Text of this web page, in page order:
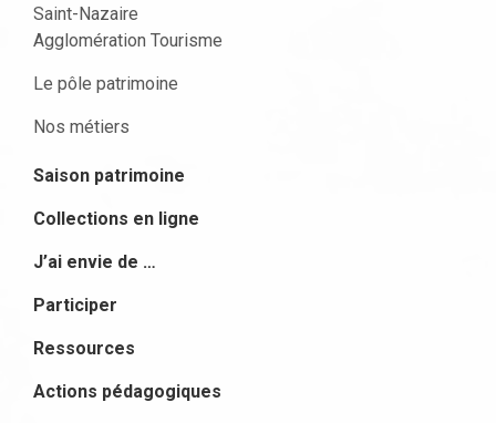
Saint-Nazaire
Agglomération Tourisme
Le pôle patrimoine
Nos métiers
Saison patrimoine
Collections en ligne
J’ai envie de …
Participer
Ressources
Actions pédagogiques